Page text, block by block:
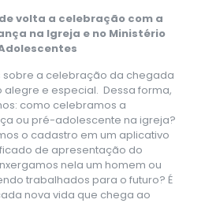
volta a celebração com a
na Igreja e no Ministério
sobre a celebração da chegada
alegre e especial. Dessa forma,
como celebramos a
ou pré-adolescente na igreja?
o cadastro em um aplicativo
de apresentação do
nela um homem ou
trabalhados para o futuro? É
nova vida que chega ao